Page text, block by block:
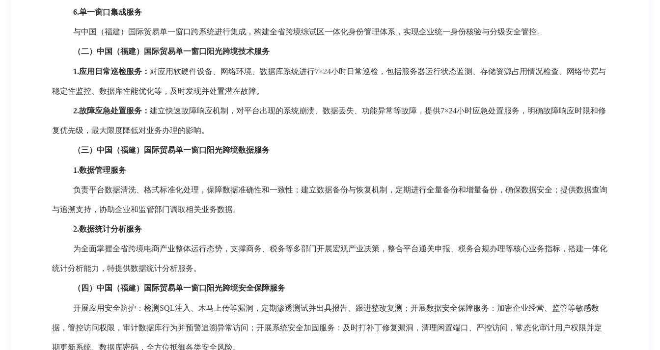
6.单一窗口集成服务
与中国（福建） 国际贸易单一窗口跨系统进行集成，构建全省跨境综试区一体化身份管理体系，实现企业统一身份核验与分级安全管控。
（二）中国（福建）国际贸易单一窗口阳光跨境技术服务
1.应用 日常巡检服务： 对应用软硬件设备、网络环境、数据库系统进行7×24小时日常巡检，包括服务器运行状态监测、存储资源占用情况检查、网络带宽与
稳定性监控、数据库性能优化等，及时发现并处置潜在故障。
2.故障应急处置服务： 建立快速故障响应机制，对平台出现的系统崩溃、数据丢失、功能异常等故障，提供7×24小时应急处置服务，明确故障响应时限和修
复优先级，最大限度降低对业务办理的影响。
（三）中国（福建）国际贸易单一窗口阳光跨境数据服务
1.数据管理服务
负责平台数据清洗、格式标准化处理，保障数据准确性和一致性；建立数据备份与恢复机制，定期进行全量备份和增量备份，确保数据安全；提供数据查询
与追溯支持，协助企业和监管部门调取相关业务数据。
2.数据统计分析服务
为全面掌握全省跨境电商产业整体运行态势，支撑商务、税务等多部门开展宏观产业决策，整合平台通关申报、税务合规办理等核心业务指标，搭建一体化
统计分析能力，特提供数据统计分析服务。
（四）中国（福建）国际贸易单一窗口阳光跨境安全保障服务
开展应用安全防护：检测 SQL注入、木马上传等漏洞，定期渗透测试并出具报告、跟进整改复测；开展数据安全保障服务：加密企业经营、监管等敏感数
据，管控访问权限，审计数据库行为并预警追溯异常访问；开展系统安全加固服务：及时打补丁修复漏洞，清理闲置端口、严控访问，常态化审计用户权限并定
期更新系统、数据库密码，全方位抵御各类安全风险。